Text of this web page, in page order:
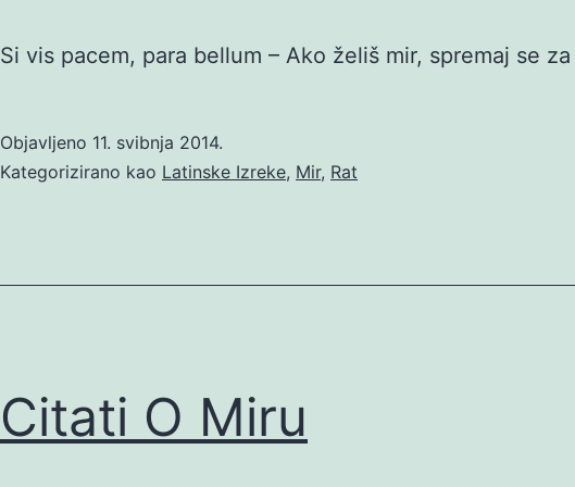
Si vis pacem, para bellum – Ako želiš mir, spremaj se
Objavljeno 11. svibnja 2014.
Kategorizirano kao Latinske Izreke, Mir, Rat
Citati O Miru